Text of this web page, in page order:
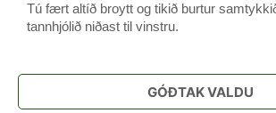
Frítíðarskúlin www.argjahamri.fo
Tú fært altíð broytt og tikið burtur
tannhjólið niðast til vinstru.
GÓÐTAK VALDU